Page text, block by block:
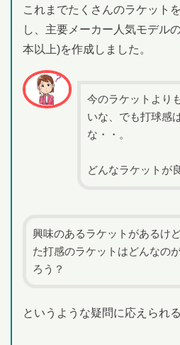
これまでたくさんのラケット
し、主要メーカー人気モデル
本以上)を作成しました。
今のラケットより
いな、でも打球感
な・・。
どんなラケットが
興味のあるラケットがあるけ
た打感のラケットはどんなの
ろう？
というような疑問に応えられ